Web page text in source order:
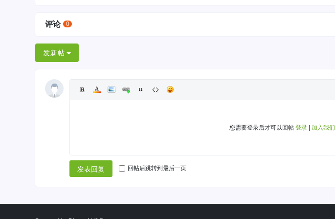
评论 0
发新帖
您需要登录后才可以回帖 登录 加入我们
发表回复 回帖后跳转到最后一页